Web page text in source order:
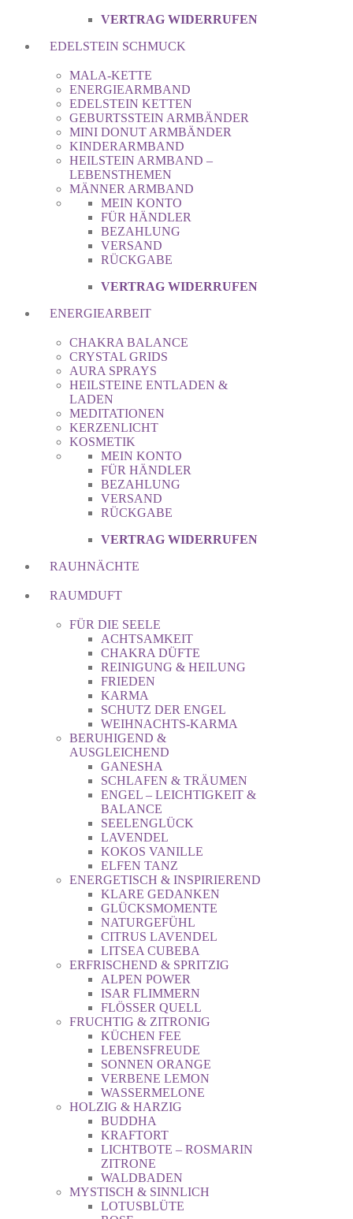
VERTRAG WIDERRUFEN
EDELSTEIN SCHMUCK
MALA-KETTE
ENERGIEARMBAND
EDELSTEIN KETTEN
GEBURTSSTEIN ARMBÄNDER
MINI DONUT ARMBÄNDER
KINDERARMBAND
HEILSTEIN ARMBAND –
LEBENSTHEMEN
MÄNNER ARMBAND
MEIN KONTO
FÜR HÄNDLER
BEZAHLUNG
VERSAND
RÜCKGABE
VERTRAG WIDERRUFEN
ENERGIEARBEIT
CHAKRA BALANCE
CRYSTAL GRIDS
AURA SPRAYS
HEILSTEINE ENTLADEN &
LADEN
MEDITATIONEN
KERZENLICHT
KOSMETIK
MEIN KONTO
FÜR HÄNDLER
BEZAHLUNG
VERSAND
RÜCKGABE
VERTRAG WIDERRUFEN
RAUHNÄCHTE
RAUMDUFT
FÜR DIE SEELE
ACHTSAMKEIT
CHAKRA DÜFTE
REINIGUNG & HEILUNG
FRIEDEN
KARMA
SCHUTZ DER ENGEL
WEIHNACHTS-KARMA
BERUHIGEND &
AUSGLEICHEND
GANESHA
SCHLAFEN & TRÄUMEN
ENGEL – LEICHTIGKEIT &
BALANCE
SEELENGLÜCK
LAVENDEL
KOKOS VANILLE
ELFEN TANZ
ENERGETISCH & INSPIRIEREND
KLARE GEDANKEN
GLÜCKSMOMENTE
NATURGEFÜHL
CITRUS LAVENDEL
LITSEA CUBEBA
ERFRISCHEND & SPRITZIG
ALPEN POWER
ISAR FLIMMERN
FLÖSSER QUELL
FRUCHTIG & ZITRONIG
KÜCHEN FEE
LEBENSFREUDE
SONNEN ORANGE
VERBENE LEMON
WASSERMELONE
HOLZIG & HARZIG
BUDDHA
KRAFTORT
LICHTBOTE – ROSMARIN
ZITRONE
WALDBADEN
MYSTISCH & SINNLICH
LOTUSBLÜTE